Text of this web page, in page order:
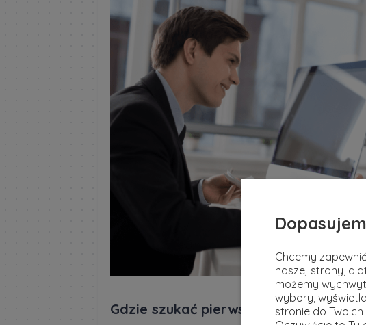
Gdzie szukać pierwszej pracy jako
Chcemy
naszej strony,
możemy
wybory,
stronie do